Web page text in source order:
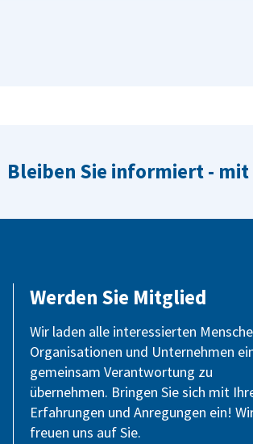
Bleiben Sie informiert -
Werden Sie Mitglied
Wir laden alle interessierten
Organisationen und Unternehmen
gemeinsam Verantwortung zu
übernehmen. Bringen Sie sich mit
Erfahrungen und Anregungen ein!
freuen uns auf Sie.